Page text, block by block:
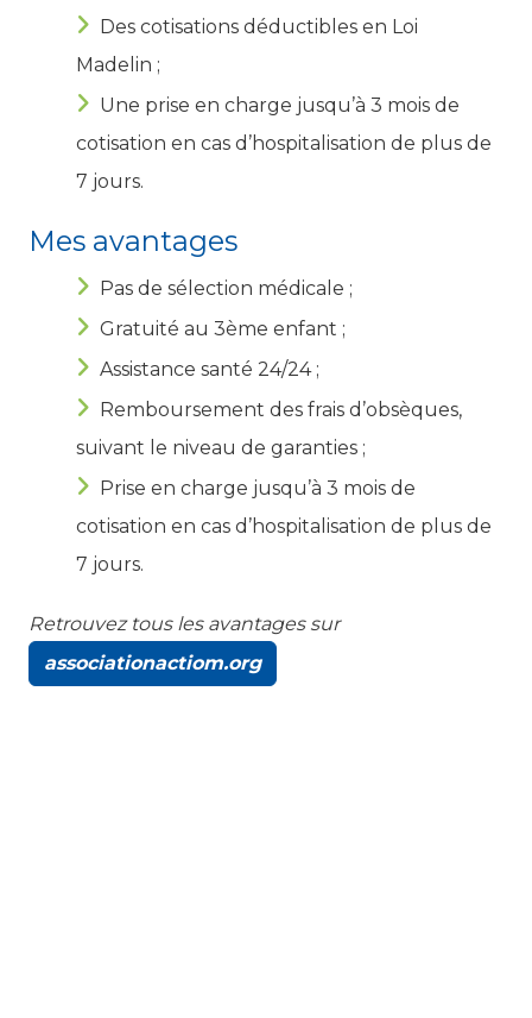
Des cotisations déductibles en Loi
Madelin ;
Une prise en charge jusqu’à 3 mois de
cotisation en cas d’hospitalisation de plus de
7 jours.
Mes avantages
Pas de sélection médicale ;
Gratuité au 3ème enfant ;
Assistance santé 24/24 ;
Remboursement des frais d’obsèques,
suivant le niveau de garanties ;
Prise en charge jusqu’à 3 mois de
cotisation en cas d’hospitalisation de plus de
7 jours.
Retrouvez tous les avantages sur
associationactiom.org